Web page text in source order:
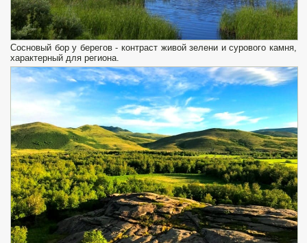
Сосновый бор у берегов - контраст живой зелени и сурового камня,
характерный для региона.